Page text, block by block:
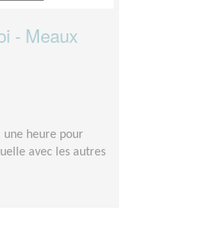
- Meaux
heure pour
avec les autres